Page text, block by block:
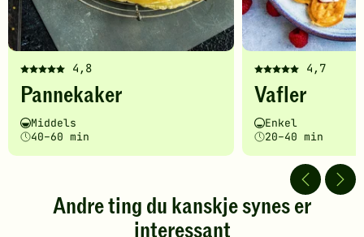
4,8
Denne
oppskriften
fått
5
av
stjerner.
Pannekaker
Vanskelighetsgrad
Middels
Tilberedningstid
40–60 min
4,7
Denne
oppskriften
fått
5
av
stjerner.
Klikk
Vafler
Vanskelighetsgrad
Enkel
Tilberedningstid
20–40 min
Andre ting du kanskje synes er